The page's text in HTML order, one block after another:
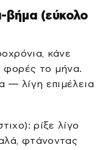
βήμα (εύκολο
κάνε
φορές το μήνα.
— λίγη επιμέλεια
ρίξε λίγο
φτάνοντας